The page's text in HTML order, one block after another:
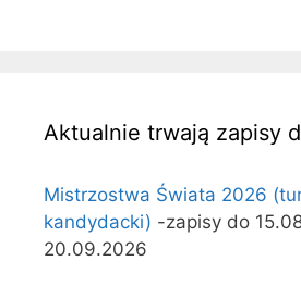
Aktualnie trwają zapisy
Mistrzostwa Świata 2026
kandydacki) -zapisy do
20.09.2026